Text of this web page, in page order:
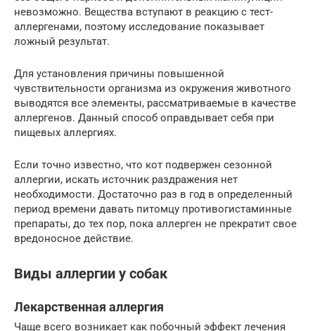
невозможно. Вещества вступают в реакцию с тест-
аллергенами, поэтому исследование показывает
ложный результат.
Для установления причины повышенной
чувствительности организма из окружения животного
выводятся все элементы, рассматриваемые в качестве
аллергенов. Данный способ оправдывает себя при
пищевых аллергиях.
Если точно известно, что кот подвержен сезонной
аллергии, искать источник раздражения нет
необходимости. Достаточно раз в год в определенный
период времени давать питомцу противогистаминные
препараты, до тех пор, пока аллерген не прекратит свое
вредоносное действие.
Виды аллергии у собак
Лекарственная аллергия
Чаще всего возникает как побочный эффект лечения